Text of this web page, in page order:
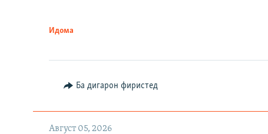
Идома
Ба дигарон фиристед
Август 05, 2026